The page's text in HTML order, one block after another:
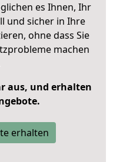
es Ihnen, Ihr
und sicher in Ihre
ohne dass Sie
machen
aus, und erhalten
erhalten